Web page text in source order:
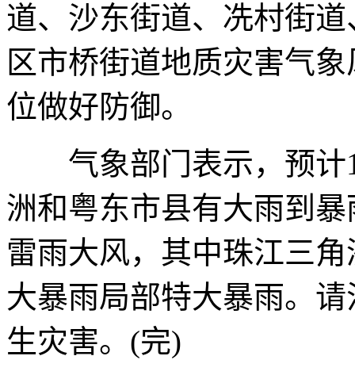
道、沙东街道、冼村街
区市桥街道地质灾害气
位做好防御。
气象部门表示，预计
洲和粤东市县有大雨到
雷雨大风，其中珠江三
大暴雨局部特大暴雨。
生灾害。(完)